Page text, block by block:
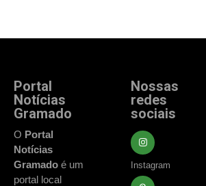
Portal
Notícias
Gramado
O Portal
Notícias
Gramado é um
portal local
Nossas
redes
sociais
Instagram